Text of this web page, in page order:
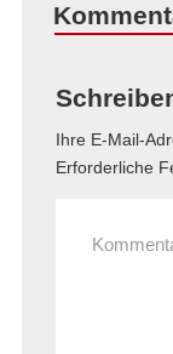
Ihre E-Mail-
Erforderliche